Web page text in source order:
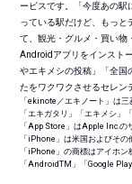
ービスです。「今度あの駅
っている駅だけど、もっと
て、観光・グルメ・買い物
Androidアプリをインスト
やエキメシの投稿」「全国
たをワクワクさせるセレン
「ekinote／エキノート」は三
「エキガタリ」「エキメシ」
「App Store」はApple Inc.の
「iPhone」は米国およびそ
「iPhone」の商標はアイホン
「AndroidTM 」「Google